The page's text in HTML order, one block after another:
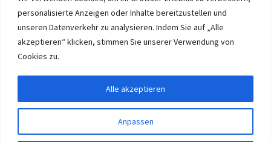
personalisierte Anzeigen oder Inhalte bereitzustellen und
unseren Datenverkehr zu analysieren. Indem Sie auf „Alle
akzeptieren“ klicken, stimmen Sie unserer Verwendung von
Cookies zu.
Anpassen
Alle akzeptieren
© 2026 Eruon Trade UG, Germany, member of the ERUON